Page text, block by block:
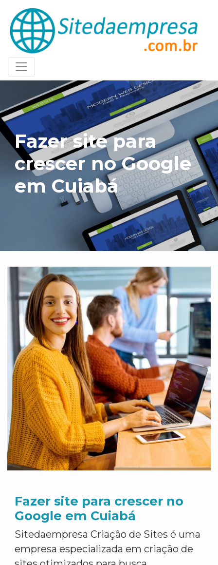
Fazer site para
crescer no Google
em Cuiabá
Fazer site para crescer no
Google em Cuiabá
Sitedaempresa Criação de Sites é uma
empresa especializada em criação de